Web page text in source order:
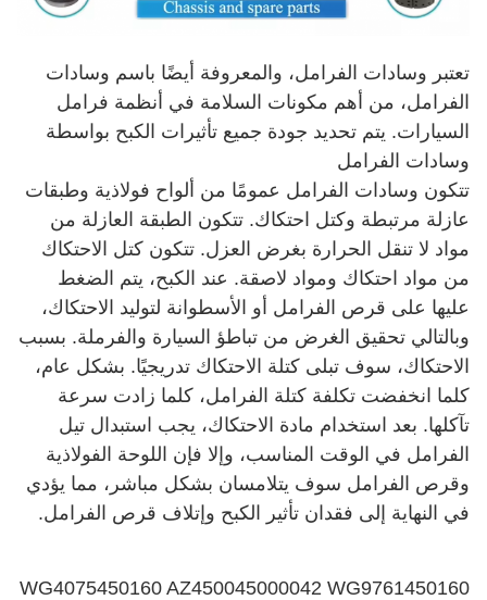
تعتبر وسادات الفرامل، والمعروفة أيضًا باسم وسادات
الفرامل، من أهم مكونات السلامة في أنظمة فرامل
السيارات. يتم تحديد جودة جميع تأثيرات الكبح بواسطة
وسادات الفرامل
تتكون وسادات الفرامل عمومًا من ألواح فولاذية وطبقات
عازلة مرتبطة وكتل احتكاك. تتكون الطبقة العازلة من
مواد لا تنقل الحرارة بغرض العزل. تتكون كتل الاحتكاك
من مواد احتكاك ومواد لاصقة. عند الكبح، يتم الضغط
عليها على قرص الفرامل أو الأسطوانة لتوليد الاحتكاك،
وبالتالي تحقيق الغرض من تباطؤ السيارة والفرملة. بسبب
الاحتكاك، سوف تبلى كتلة الاحتكاك تدريجيًا. بشكل عام،
كلما انخفضت تكلفة كتلة الفرامل، كلما زادت سرعة
تآكلها. بعد استخدام مادة الاحتكاك، يجب استبدال تيل
الفرامل في الوقت المناسب، وإلا فإن اللوحة الفولاذية
وقرص الفرامل سوف يتلامسان بشكل مباشر، مما يؤدي
في النهاية إلى فقدان تأثير الكبح وإتلاف قرص الفرامل.
WG4075450160 AZ450045000042 WG9761450160